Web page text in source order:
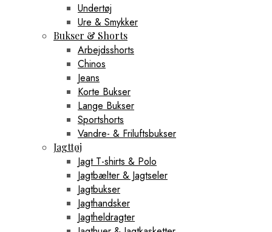
Undertøj
Ure & Smykker
Bukser & Shorts
Arbejdsshorts
Chinos
Jeans
Korte Bukser
Lange Bukser
Sportshorts
Vandre- & Friluftsbukser
Jagttøj
Jagt T-shirts & Polo
Jagtbælter & Jagtseler
Jagtbukser
Jagthandsker
Jagtheldragter